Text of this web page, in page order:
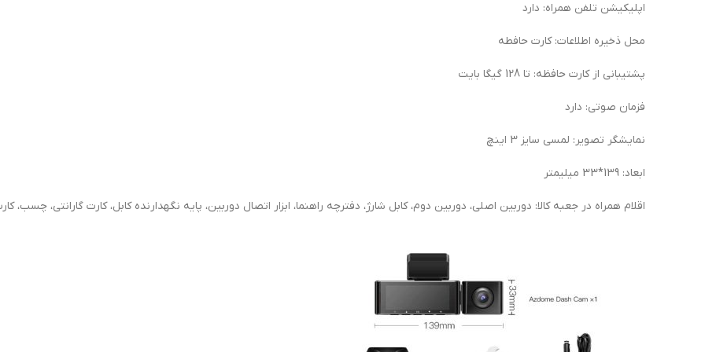
اپلیکیشن تلفن همراه: دارد
محل ذخیره اطلاعات: کارت حافطه
پشتیبانی از کارت حافظه: تا 128 گیگا بایت
فزمان صوتی: دارد
نمایشگر تصویر: لمسی سایز 3 اینچ
ابعاد: 139*33 میلیمتر
اقلام همراه در جعبه کالا: دوربین اصلی، دوربین دوم، کابل شارژ، دفترچه راهنما، ابزار اتصال دوربین، پایه نگهدارنده کابل، کارت گارانتی، چسب، کارت حافظه 32